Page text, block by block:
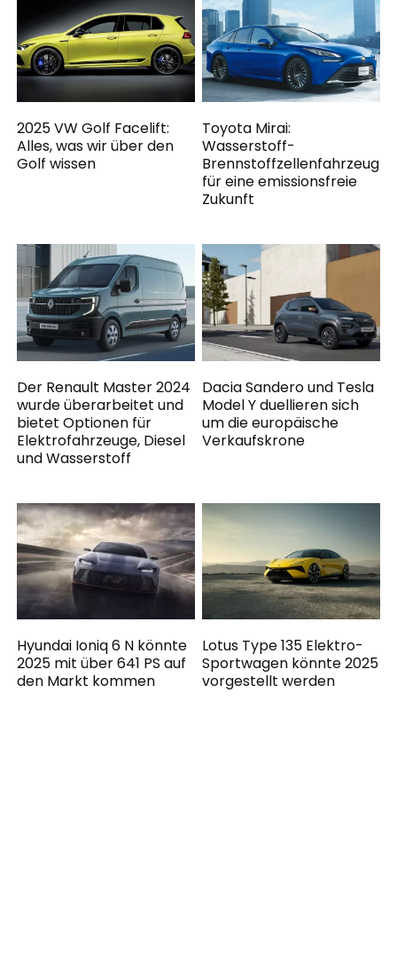
2025 VW Golf Facelift:
Alles, was wir über den
Golf wissen
Toyota Mirai:
Wasserstoff-
Brennstoffzellenfahrzeug
für eine emissionsfreie
Zukunft
Der Renault Master 2024
wurde überarbeitet und
bietet Optionen für
Elektrofahrzeuge, Diesel
und Wasserstoff
Dacia Sandero und Tesla
Model Y duellieren sich
um die europäische
Verkaufskrone
Hyundai Ioniq 6 N könnte
2025 mit über 641 PS auf
den Markt kommen
Lotus Type 135 Elektro-
Sportwagen könnte 2025
vorgestellt werden